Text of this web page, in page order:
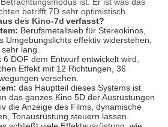
ist. Er ist was das
betrifft 7D sehr optimistisch.
des Kino-7d verfasst?
Berufsmetallsieb für Stereokinos,
Umgebungslichts effektiv widerstehen,
lang.
6 DOF dem Entwurf entwickelt wird,
Effekt mit 12 Richtungen, 36
versehen.
das Hauptteil dieses Systems ist
das ganzes Kino 5D der Ausrüstungen
die Anzeige des Films, dynamische
Tonausrüstung steuern lassen.